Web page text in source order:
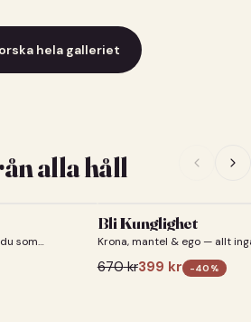
hela galleriet
alla håll
som
Bli Kunglighet
Krona, mantel & ego — allt
670kr399 kr -40 %